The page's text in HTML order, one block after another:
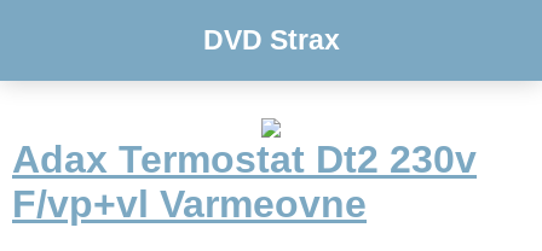
DVD Strax
Adax Termostat Dt2 230v
F/vp+vl Varmeovne